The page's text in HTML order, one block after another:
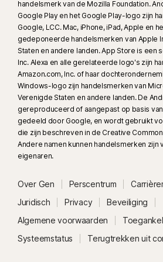
hebben.
Dark Web Monitoring is niet in alle landen
waarop toezicht wordt gehouden is
en het gekozen abonnement. Er wordt
e-mailadres en het toezicht begint
om meer informatie voor het toezicht toe te
Ga naar onze website voor meer informatie
en contactgegevens in je regio:
https://www.norton.com/globalsupport
handelsmerk van de Mozilla Foundation.
Google Play en het Google Play-logo zijn
Google, LCC. Mac, iPhone, iPad, Apple en
gedeponeerde handelsmerken van Apple
Staten en andere landen. App Store is een
Inc. Alexa en alle gerelateerde logo's zijn
Amazon.com, Inc. of haar
Windows-logo zijn handelsmerken van
Verenigde Staten en andere landen. De
gereproduceerd of aangepast op basis
gedeeld door Google, en wordt gebruikt
die zijn beschreven in de Creative
Andere namen kunnen handelsmerken zijn
eigenaren.
Over Gen Perscentrum
Juridisch
Privacy
Beveiliging
Algemene voorwaarden
Systeemstatus
Terugtrekken uit